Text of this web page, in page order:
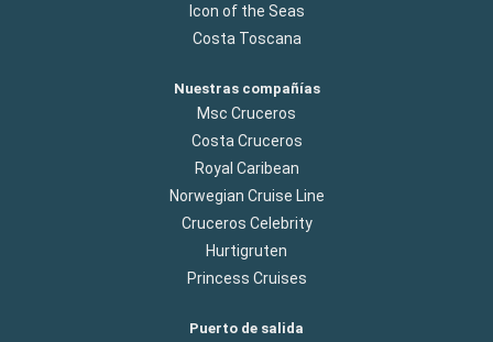
Icon of the Seas
Costa Toscana
Nuestras compañías
Msc Cruceros
Costa Cruceros
Royal Caribean
Norwegian Cruise Line
Cruceros Celebrity
Hurtigruten
Princess Cruises
Puerto de salida